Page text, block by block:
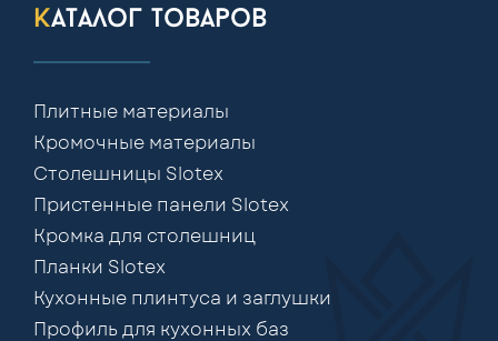
каталог товаров
Плитные материалы
Кромочные материалы
Столешницы Slotex
Пристенные панели Slotex
Кромка для столешниц
Планки Slotex
Кухонные плинтуса и заглушки
Профиль для кухонных баз